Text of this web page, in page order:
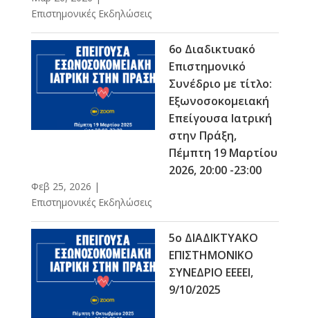
Επιστημονικές Εκδηλώσεις
6ο Διαδικτυακό
Επιστημονικό
Συνέδριο με τίτλο:
Εξωνοσοκομειακή
Επείγουσα Ιατρική
στην Πράξη,
Πέμπτη 19 Μαρτίου
2026, 20:00 -23:00
Φεβ 25, 2026 |
Επιστημονικές Εκδηλώσεις
5ο ΔΙΑΔΙΚΤΥΑΚΟ
ΕΠΙΣΤΗΜΟΝΙΚΟ
ΣΥΝΕΔΡΙΟ ΕΕΕΕΙ,
9/10/2025